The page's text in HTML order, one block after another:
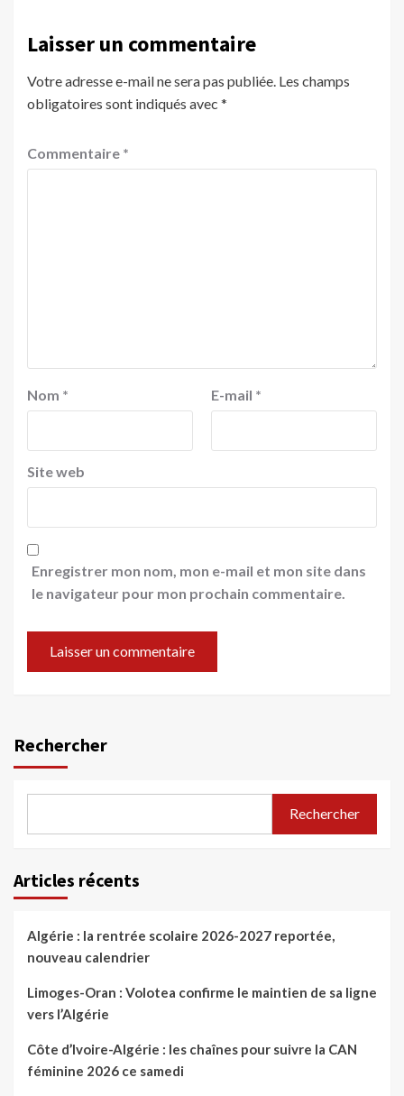
Laisser un commentaire
Votre adresse e-mail ne sera pas publiée. Les champs
obligatoires sont indiqués avec *
Commentaire *
Nom * E-mail *
Site web
Enregistrer mon nom, mon e-mail et mon site dans
le navigateur pour mon prochain commentaire.
Rechercher
Rechercher
Articles récents
Algérie : la rentrée scolaire 2026-2027 reportée,
nouveau calendrier
Limoges-Oran : Volotea confirme le maintien de sa ligne
vers l’Algérie
Côte d’Ivoire-Algérie : les chaînes pour suivre la CAN
féminine 2026 ce samedi